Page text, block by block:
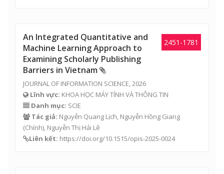
2451-1781
An Integrated Quantitative and
Machine Learning Approach to
Examining Scholarly Publishing
Barriers in Vietnam
JOURNAL OF INFORMATION SCIENCE, 2026
Lĩnh vực: KHOA HỌC MÁY TÍNH VÀ THÔNG TIN
Danh mục: SCIE
Tác giả: Nguyễn Quang Lịch Nguyễn Hồng Giang
(Chính), Nguyễn Thị Hải Lê
Liên kết: https://doi.org/10.1515/opis-2025-0024